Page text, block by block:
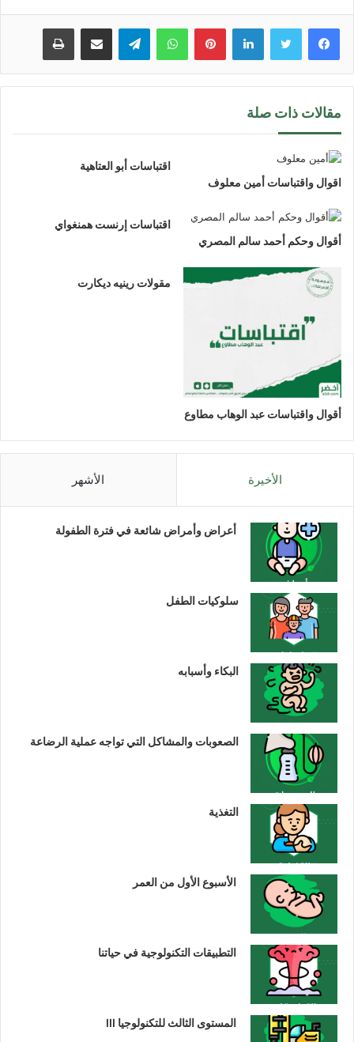
لينكدإن بينتيريستواتساب تيلقرام مشاركة عبر البريد طباعة
مقالات ذات صلة
اقوال واقتباسات أمين معلوف
اقتباسات أبو العتاهية
أقوال وحكم أحمد سالم المصري
اقتباسات إرنست همنغواي
أقوال واقتباسات عبد الوهاب مطاوع
مقولات رينيه ديكارت
الأخيرة الأشهر
أعراض وأمراض شائعة في فترة الطفولة
سلوكيات الطفل
البكاء وأسبابه
الصعوبات والمشاكل التي تواجه عملية الرضاعة
التغذية
الأسبوع الأول من العمر
التطبيقات التكنولوجية في حياتنا
المستوى الثالث للتكنولوجيا III